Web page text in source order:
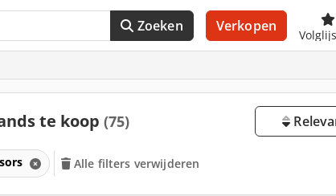
Zoeken Verkopen
te koop (75)
Alle filters verwijderen